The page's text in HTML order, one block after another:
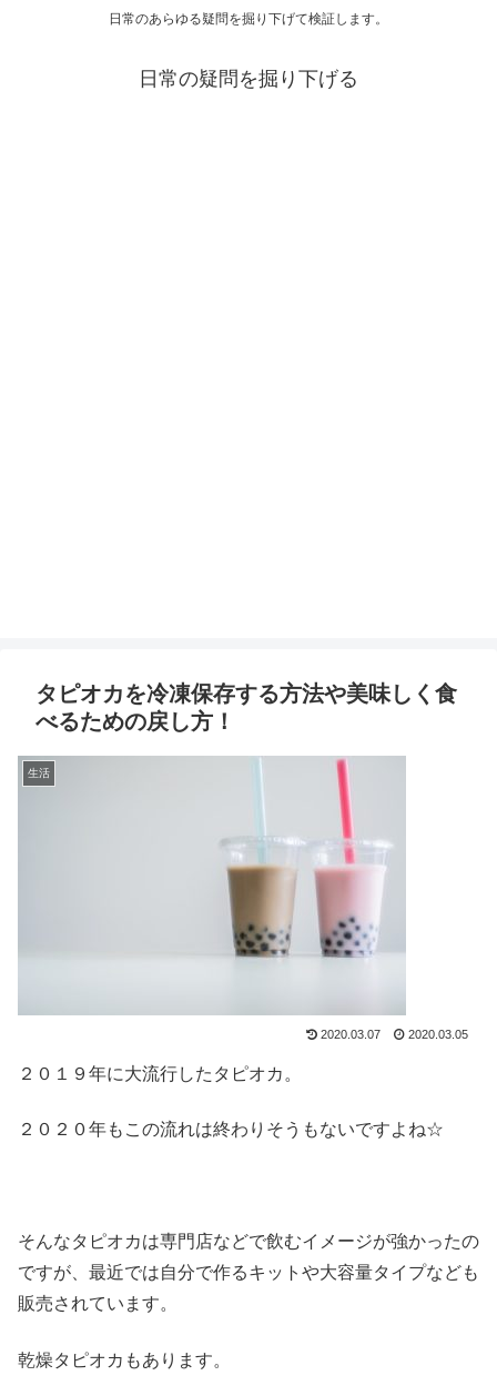
日常のあらゆる疑問を掘り下げて検証します。
日常の疑問を掘り下げる
タピオカを冷凍保存する方法や美味しく食
べるための戻し方！
生活
2020.03.07 2020.03.05
２０１９年に大流行したタピオカ。
２０２０年もこの流れは終わりそうもないですよね☆
そんなタピオカは専門店などで飲むイメージが強かったの
ですが、最近では自分で作るキットや大容量タイプなども
販売されています。
乾燥タピオカもあります。